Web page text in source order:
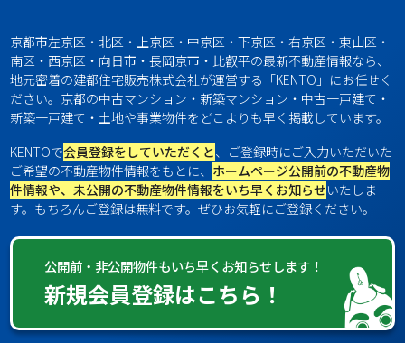
京都市左京区・北区・上京区・中京区・下京区・右京区・東山区・
南区・西京区・向日市・長岡京市・比叡平の最新不動産情報なら、
地元密着の建都住宅販売株式会社が運営する「KENTO」にお任せく
ださい。京都の中古マンション・新築マンション・中古一戸建て・
新築一戸建て・土地や事業物件をどこよりも早く掲載しています。
KENTOで会員登録をしていただくと、ご登録時にご入力いただいた
ご希望の不動産物件情報をもとに、 ホームページ公開前の不動産物
件情報や、未公開の不動産物件情報をいち早くお知らせいたしま
す。もちろんご登録は無料です。ぜひお気軽にご登録ください。
公開前・非公開物件もいち早くお知らせします！
新規会員登録はこちら！